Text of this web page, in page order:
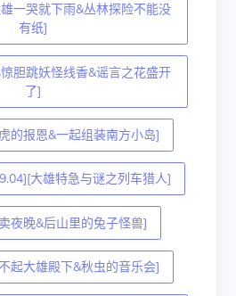
一哭就下雨&丛林探险不能没
有纸]
胆跳妖怪线香&谣言之花盛开
了]
的报恩&一起组装南方小岛]
大雄特急与谜之列车猎人]
夜晚&后山里的兔子怪兽]
起大雄殿下&秋虫的音乐会]